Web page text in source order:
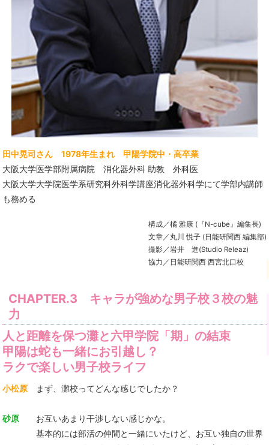
田中晃司さん 1978年生まれ 甲陽学院中・高卒業
大阪大学医学部附属病院 消化器外科 助教 外科医
大阪大学大学院医学系研究科外科学講座消化器外科学にて学部内講師
も務める
構成／橘 雅康 (『N-cube』編集長)
文章／丸川 悦子 (日能研関西 編集部)
撮影／岩井 進(Studio Releaz)
協力／日能研関西 西宮北口校
CHAPTER.3 キャラが強めな男子校３校の魅
力
人と距離を保つ灘と六甲学院「期」の結束
甲陽は蛇も一緒にお引越し？
ラクで楽しい男子校ライフ
小松原 まず、灘校ってどんな感じでしたか？
砂原
お互いあまり干渉しない感じかな。
基本的には部活の仲間と一緒にいたけど、お互い独自の世界